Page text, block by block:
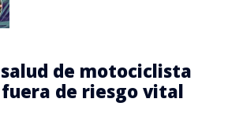
de motociclista
de riesgo vital